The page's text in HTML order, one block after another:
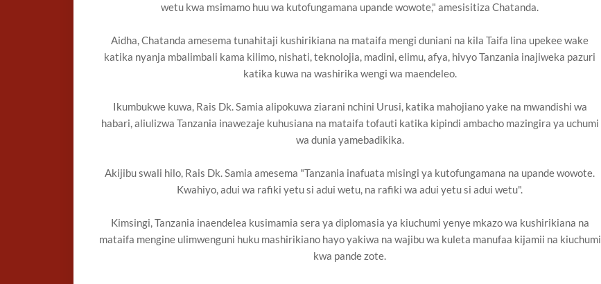
wetu kwa msimamo huu wa kutofungamana upande wowote," amesisitiza Chatanda.
Aidha, Chatanda amesema tunahitaji kushirikiana na mataifa mengi duniani na kila Taifa lina upekee wake
katika nyanja mbalimbali kama kilimo, nishati, teknolojia, madini, elimu, afya, hivyo Tanzania inajiweka pazuri
katika kuwa na washirika wengi wa maendeleo.
Ikumbukwe kuwa, Rais Dk. Samia alipokuwa ziarani nchini Urusi, katika mahojiano yake na mwandishi wa
habari, aliulizwa Tanzania inawezaje kuhusiana na mataifa tofauti katika kipindi ambacho mazingira ya uchumi
wa dunia yamebadikika.
Akijibu swali hilo, Rais Dk. Samia amesema "Tanzania inafuata misingi ya kutofungamana na upande wowote.
Kwahiyo, adui wa rafiki yetu si adui wetu, na rafiki wa adui yetu si adui wetu".
Kimsingi, Tanzania inaendelea kusimamia sera ya diplomasia ya kiuchumi yenye mkazo wa kushirikiana na
mataifa mengine ulimwenguni huku mashirikiano hayo yakiwa na wajibu wa kuleta manufaa kijamii na kiuchumi
kwa pande zote.